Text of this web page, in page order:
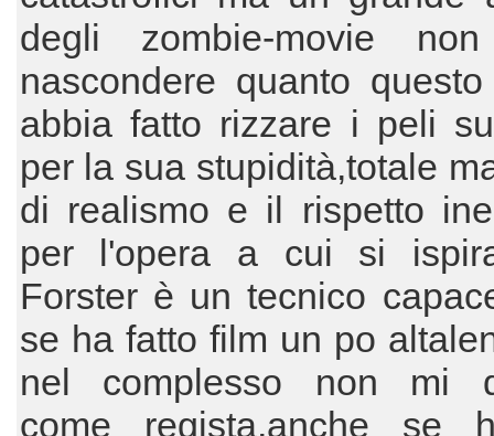
degli zombie-movie
nascondere quanto
abbia fatto rizzare i peli
per la sua stupidità,totale
di realismo e il rispetto
per l'opera a cui si
Forster è un tecnico
se ha fatto film un po
nel complesso non mi
come regista,anche se